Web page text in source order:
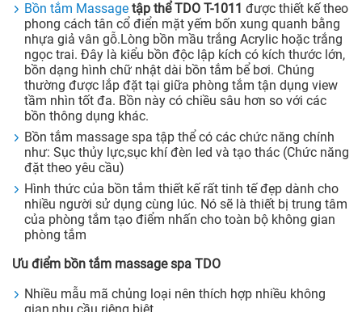
Bồn tắm Massage tập thể TDO T-1011 được thiết kế theo
phong cách tân cổ điển mặt yếm bốn xung quanh bằng
nhựa giả vân gỗ.Lòng bồn mầu trắng Acrylic hoặc trắng
ngọc trai. Đây là kiểu bồn độc lập kích có kích thước lớn,
bồn dạng hình chữ nhật dài bồn tắm bể bơi. Chúng
thường được lắp đặt tại giữa phòng tắm tận dụng view
tầm nhìn tốt đa. Bồn này có chiều sâu hơn so với các
bồn thông dụng khác.
Bồn tắm massage spa tập thể có các chức năng chính
như: Sục thủy lực,sục khí đèn led và tạo thác (Chức năng
đặt theo yêu cầu)
Hình thức của bồn tắm thiết kế rất tinh tế đẹp dành cho
nhiều người sử dụng cùng lúc. Nó sẽ là thiết bị trung tâm
của phòng tắm tạo điểm nhấn cho toàn bộ không gian
phòng tắm
Ưu điểm bồn tắm massage spa TDO
Nhiều mẫu mã chủng loại nên thích hợp nhiều không